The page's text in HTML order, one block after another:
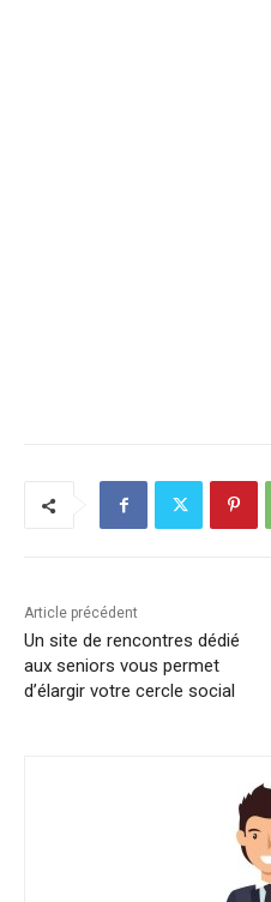
Article précédent
Un site de rencontres dédié
aux seniors vous permet
d’élargir votre cercle social